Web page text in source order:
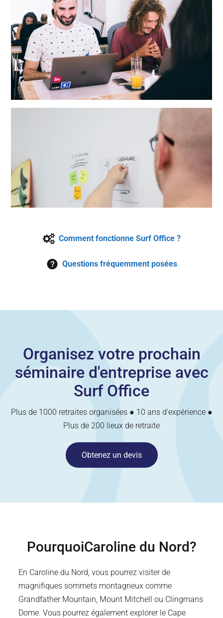
Comment fonctionne Surf Office ?
Questions fréquemment posées
Organisez votre prochain
séminaire d'entreprise avec
Surf Office
Plus de 1000 retraites organisées ● 10 ans d'expérience ●
Plus de 200 lieux de retraite
Obtenez un devis
PourquoiCaroline du Nord?
En Caroline du Nord, vous pourrez visiter de
magnifiques sommets montagneux comme
Grandfather Mountain, Mount Mitchell ou Clingmans
Dome. Vous pourrez également explorer le Cape